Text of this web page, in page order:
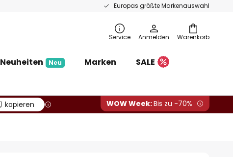
Europas größte Markenauswahl
Warenkorb
Service Anmelden
Neuheiten Neu Marken
SALE
kopieren WOW Week:Bis zu -70%